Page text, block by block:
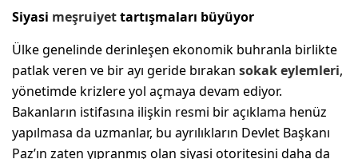
Siyasi meşruiyettartışmaları büyüyor
Ülke genelinde derinleşen ekonomik buhranla birlikte
patlak veren ve bir ayı geride bırakan sokak eylemleri,
yönetimde krizlere yol açmaya devam ediyor.
Bakanların istifasına ilişkin resmi bir açıklama henüz
yapılmasa da uzmanlar, bu ayrılıkların Devlet Başkanı
Paz’ın zaten yıpranmış olan siyasi otoritesini daha da